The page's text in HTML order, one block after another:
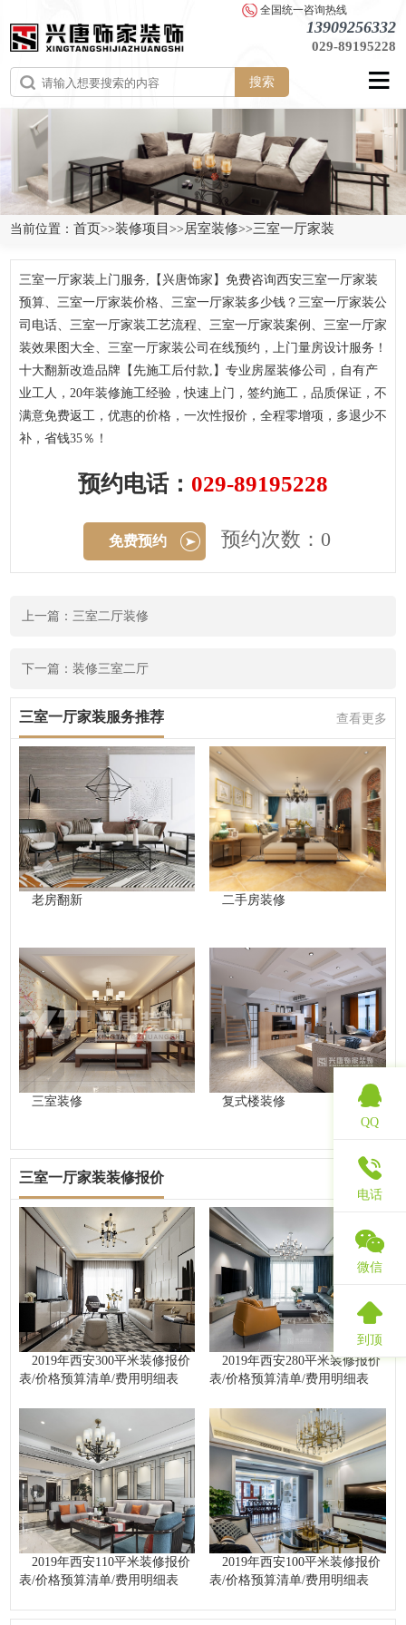
全国统一咨询热线
13909256332
029-89195228
搜索
当前位置：首页>>装修项目>>居室装修>>三室一厅家装
三室一厅家装上门服务,【兴唐饰家】免费咨询西安三室一厅家装
预算、三室一厅家装价格、三室一厅家装多少钱？三室一厅家装公
司电话、三室一厅家装工艺流程、三室一厅家装案例、三室一厅家
装效果图大全、三室一厅家装公司在线预约，上门量房设计服务！
十大翻新改造品牌【先施工后付款,】专业房屋装修公司，自有产
业工人，20年装修施工经验，快速上门，签约施工，品质保证，不
满意免费返工，优惠的价格，一次性报价，全程零增项，多退少不
补，省钱35％！
预约电话： 029-89195228
免费预约 预约次数：0
上一篇：三室二厅装修
下一篇：装修三室二厅
三室一厅家装服务推荐 查看更多
老房翻新 二手房装修
三室装修 复式楼装修
三室一厅家装装修报价 查看更多
2019年西安300平米装修报价
表/价格预算清单/费用明细表
2019年西安280平米装修报价
表/价格预算清单/费用明细表
2019年西安110平米装修报价
表/价格预算清单/费用明细表
2019年西安100平米装修报价
表/价格预算清单/费用明细表
QQ
电话
微信
到顶